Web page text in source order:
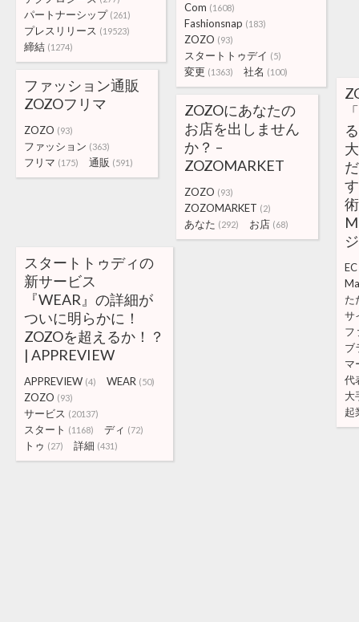
パートナーシップ (261)
プレスリリース (19523)
締結 (1274)
Com (1608)
Fashionsnap (183)
ZOZO (93)
スタートトゥデイ (5)
変更 (1363) 社名 (100)
ファッション通販
ZOZOフリマ
ZOZO (93)
ファッション (363)
フリマ (175) 通販 (591)
EC
た
サ
フ
ブ
マ
代
大
起
ZOZOにあなたの
お店を出しません
か？ –
ZOZOMARKET
ZOZO (93)
ZOZOMARKET (2)
あなた (292) お店 (68)
スタートトゥディの
新サービス
『WEAR』の詳細が
ついに明らかに！
ZOZOを超えるか！？
| APPREVIEW
APPREVIEW (4) WEAR (50)
ZOZO (93)
サービス (20137)
スタート (1168) ディ (72)
トゥ (27) 詳細 (431)